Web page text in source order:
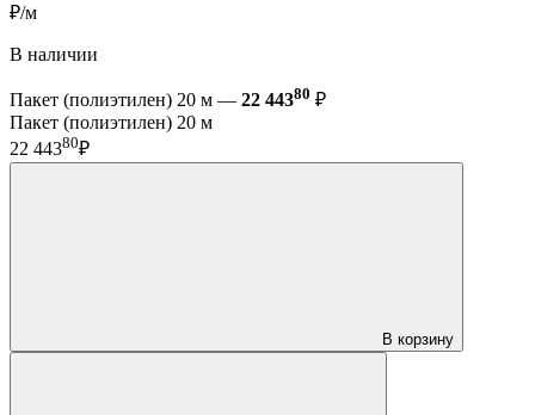
₽/м
В наличии
Пакет (полиэтилен) 20 м — 22 44380 ₽
Пакет (полиэтилен) 20 м
22 44380₽
В корзину